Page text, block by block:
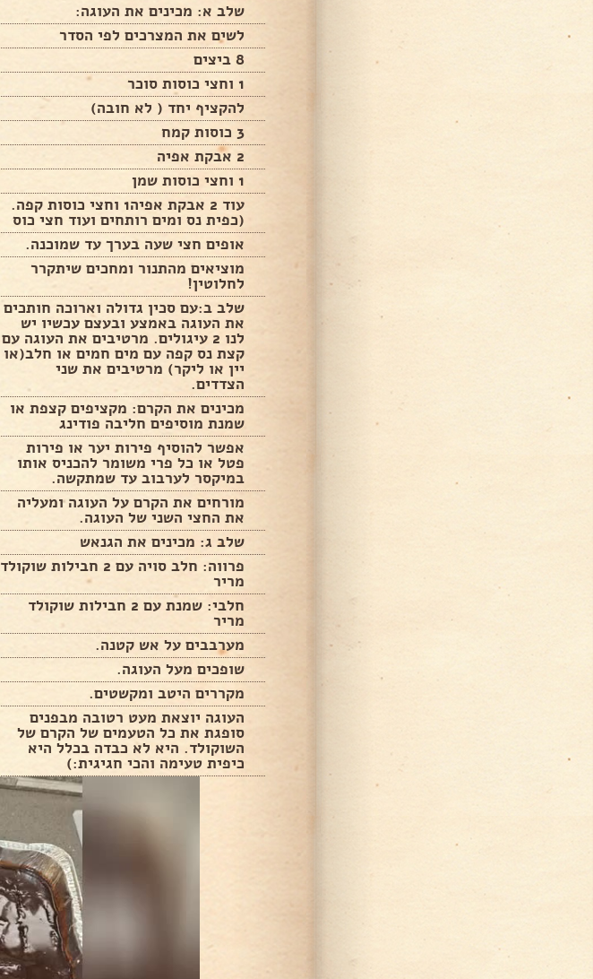
שלב א: מכינים את העוגה:
לשים את המצרכים לפי הסדר
8 ביצים
1 וחצי כוסות סוכר
להקציף יחד ( לא חובה)
3 כוסות קמח
2 אבקת אפיה
1 וחצי כוסות שמן
עוד 2 אבקת אפיה1 וחצי כוסות קפה.
(כפית נס ומים רותחים ועוד חצי כוס
אופים חצי שעה בערך עד שמוכנה.
מוציאים מהתנור ומחכים שיתקרר
לחלוטין!
שלב ב:עם סכין גדולה וארוכה חותכים
את העוגה באמצע ובעצם עכשיו יש
לנו 2 עיגולים. מרטיבים את העוגה עם
קצת נס קפה עם מים חמים או חלב(או
יין או ליקר) מרטיבים את שני
הצדדים.
מכינים את הקרם: מקציפים קצפת או
שמנת מוסיפים חליבה פודינג
אפשר להוסיף פירות יער או פירות
פטל או כל פרי משומר להכניס אותו
במיקסר לערבוב עד שמתקשה.
מורחים את הקרם על העוגה ומעליה
את החצי השני של העוגה.
שלב ג: מכינים את הגנאש
פרווה: חלב סויה עם 2 חבילות שוקולד
מריר
חלבי: שמנת עם 2 חבילות שוקולד
מריר
מערבבים על אש קטנה.
שופכים מעל העוגה.
מקררים היטב ומקשטים.
העוגה יוצאת מעט רטובה מבפנים
סופגת את כל הטעמים של הקרם של
השוקולד. היא לא כבדה בכלל היא
כיפית טעימה והכי חגיגית:)